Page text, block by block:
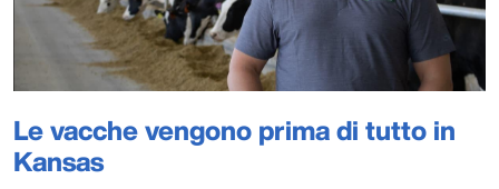
Le vacche vengono prima di tutto in
Kansas